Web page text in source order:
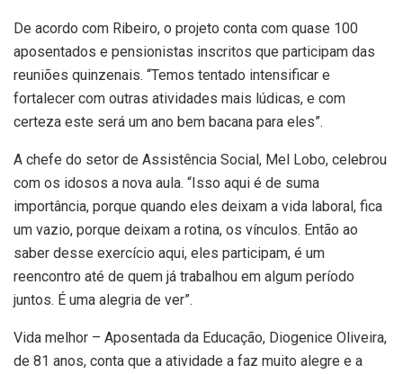
De acordo com Ribeiro, o projeto conta com quase 100
aposentados e pensionistas inscritos que participam das
reuniões quinzenais. “Temos tentado intensificar e
fortalecer com outras atividades mais lúdicas, e com
certeza este será um ano bem bacana para eles”.
A chefe do setor de Assistência Social, Mel Lobo, celebrou
com os idosos a nova aula. “Isso aqui é de suma
importância, porque quando eles deixam a vida laboral, fica
um vazio, porque deixam a rotina, os vínculos. Então ao
saber desse exercício aqui, eles participam, é um
reencontro até de quem já trabalhou em algum período
juntos. É uma alegria de ver”.
Vida melhor – Aposentada da Educação, Diogenice Oliveira,
de 81 anos, conta que a atividade a faz muito alegre e a